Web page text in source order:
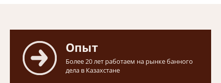
Опыт
Более 20 лет работаем на рынке банного
дела в Казахстане